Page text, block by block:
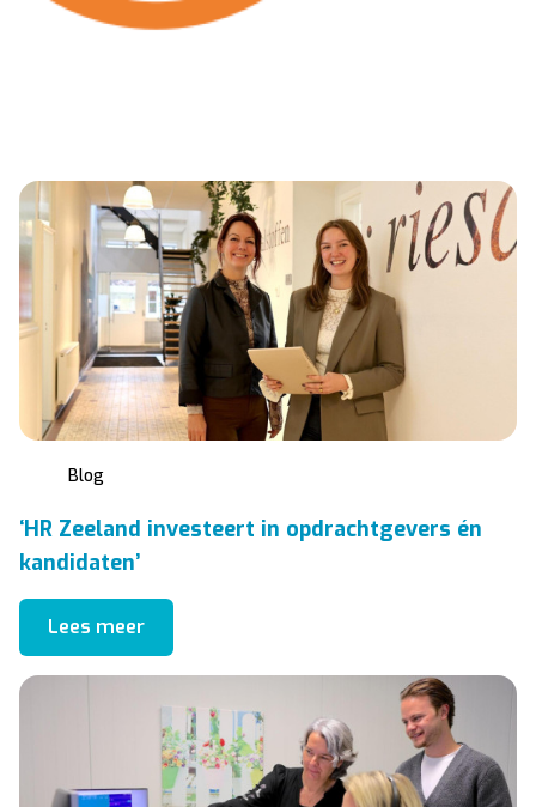
Blog
‘HR Zeeland investeert in opdrachtgevers én
kandidaten’
Lees meer